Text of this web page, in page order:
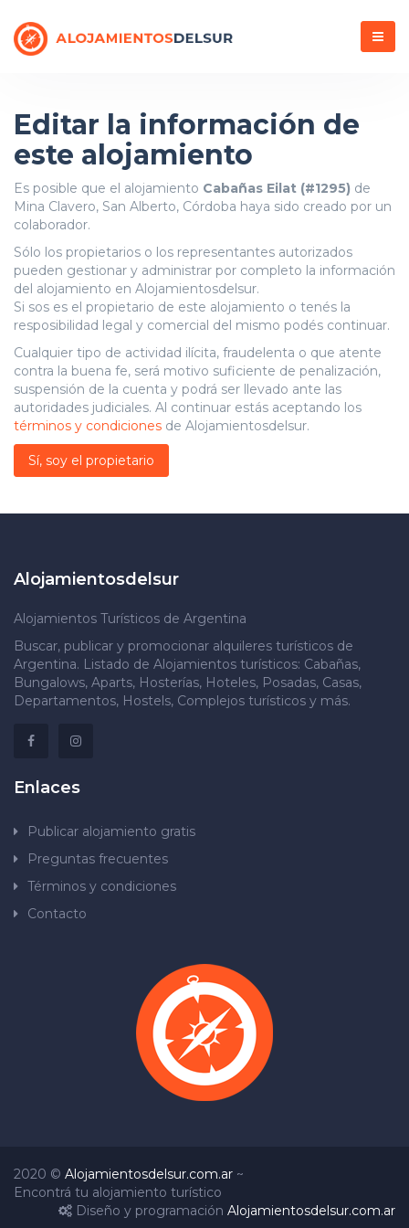
Menú
Editar la información de
este alojamiento
Es posible que el alojamiento Cabañas Eilat (#1295) de
Mina Clavero, San Alberto, Córdoba haya sido creado por un
colaborador.
Sólo los propietarios o los representantes autorizados
pueden gestionar y administrar por completo la información
del alojamiento en Alojamientosdelsur.
Si sos es el propietario de este alojamiento o tenés la
resposibilidad legal y comercial del mismo podés continuar.
Cualquier tipo de actividad ilícita, fraudelenta o que atente
contra la buena fe, será motivo suficiente de penalización,
suspensión de la cuenta y podrá ser llevado ante las
autoridades judiciales. Al continuar estás aceptando los
términos y condiciones de Alojamientosdelsur.
Sí, soy el propietario
Alojamientosdelsur
Alojamientos Turísticos de Argentina
Buscar, publicar y promocionar alquileres turísticos de
Argentina. Listado de Alojamientos turísticos: Cabañas,
Bungalows, Aparts, Hosterías, Hoteles, Posadas, Casas,
Departamentos, Hostels, Complejos turísticos y más.
Enlaces
Publicar alojamiento gratis
Preguntas frecuentes
Términos y condiciones
Contacto
2020 © Alojamientosdelsur.com.ar ~
Encontrá tu alojamiento turístico
Diseño y programación Alojamientosdelsur.com.ar